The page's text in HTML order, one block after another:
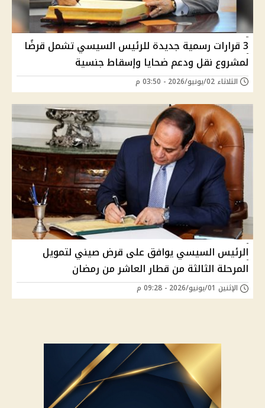
3 قرارات رسمية جديدة للرئيس السيسي تشمل قرضًا
لمشروع نقل ودعم ضحايا وإسقاط جنسية
الثلاثاء 02/يونيو/2026 - 03:50 م
الرئيس السيسي يوافق على قرض صيني لتمويل
المرحلة الثالثة من قطار العاشر من رمضان
الإثنين 01/يونيو/2026 - 09:28 م